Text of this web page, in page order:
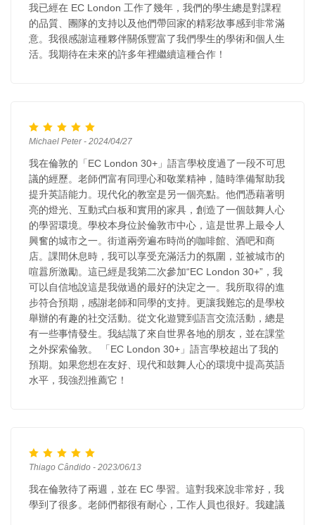
我已經在 EC London 工作了幾年，我們的學生總是對課程
的品質、團隊的支持以及他們帶回家的精彩故事感到非常滿
意。我很感謝這種夥伴關係豐富了我們學生的學術和個人生
活。我期待在未來的許多年裡繼續這種合作！
Michael Peter - 2024/04/27
我在倫敦的「EC London 30+」語言學校度過了一段不可思
議的經歷。老師們富有同理心和敬業精神，隨時準備幫助我
提升英語能力。現代化的教室是另一個亮點。他們憑藉著明
亮的燈光、互動式白板和實用的家具，創造了一個鼓舞人心
的學習環境。學校本身位於倫敦市中心，這是世界上最令人
興奮的城市之一。街道兩旁遍布時尚的咖啡館、酒吧和商
店。課間休息時，我可以享受充滿活力的氛圍，並被城市的
喧囂所激勵。這已經是我第二次參加“EC London 30+”，我
可以自信地說這是我做過的最好的決定之一。我所取得的進
步符合預期，感謝老師和同學的支持。更讓我難忘的是學校
舉辦的有趣的社交活動。從文化遊覽到語言交流活動，總是
有一些事情發生。我結識了來自世界各地的朋友，並在課堂
之外探索倫敦。 「EC London 30+」語言學校超出了我的
預期。如果您想在友好、現代和鼓舞人心的環境中提高英語
水平，我強烈推薦它！
Thiago Cândido - 2023/06/13
我在倫敦待了兩週，並在 EC 學習。這對我來說非常好，我
學到了很多。老師們都很有耐心，工作人員也很好。我建議